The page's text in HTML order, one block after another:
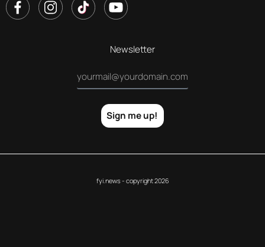
Newsletter
Sign me up!
fyi.news - copyright 2026